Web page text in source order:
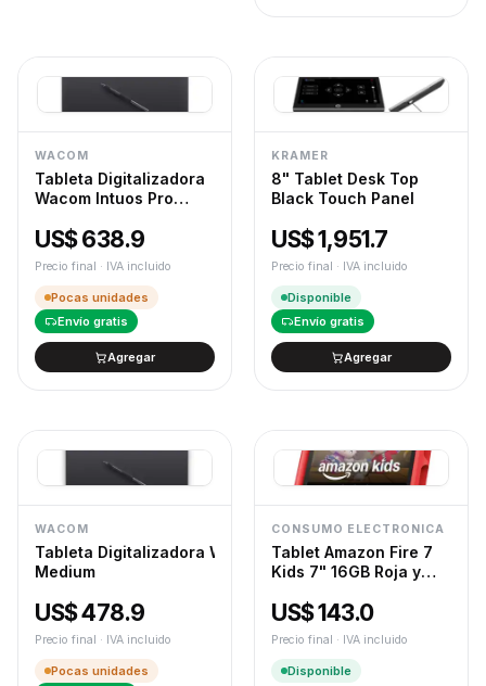
WACOM
Tableta Digitalizadora
Wacom Intuos Pro
US$ 638.9
Precio final · IVA incluido
Pocas unidades
Envío gratis
Agregar
KRAMER
8" Tablet Desk Top
Black Touch Panel
US$ 1,951.7
Precio final · IVA incluido
Disponible
Envío gratis
Agregar
WACOM
Tableta Digitalizadora Wacom Intuos Pro -
Medium
US$ 478.9
Precio final · IVA incluido
Pocas unidades
CONSUMO ELECTRONICA
Tablet Amazon Fire 7
Kids 7" 16GB Roja y
US$ 143.0
Precio final · IVA incluido
Disponible